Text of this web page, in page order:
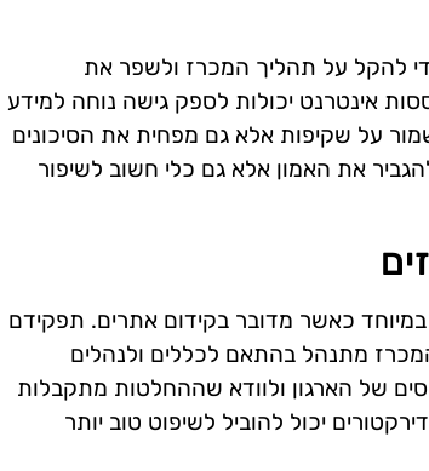
להקל על תהליך המכרז ולשפר את
אינטרנט יכולות לספק גישה נוחה למידע
על שקיפות אלא גם מפחית את הסיכונים
את האמון אלא גם כלי חשוב לשיפור
כאשר מדובר בקידום אתרים. תפקידם
מתנהל בהתאם לכללים ולנהלים
של הארגון ולוודא שההחלטות מתקבלות
יכול להוביל לשיפוט טוב יותר